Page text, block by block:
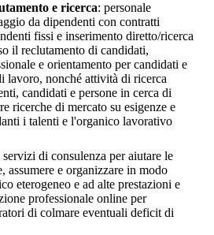
e ricerca: personale
da dipendenti con contratti
fissi e inserimento diretto/ricerca
il reclutamento di candidati,
e orientamento per candidati e
lavoro, nonché attività di ricerca
candidati e persone in cerca di
ricerche di mercato su esigenze e
i talenti e l'organico lavorativo
servizi di consulenza per aiutare le
assumere e organizzare in modo
eterogeneo e ad alte prestazioni e
professionale online per
di colmare eventuali deficit di